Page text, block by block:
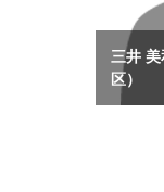
三井
区）